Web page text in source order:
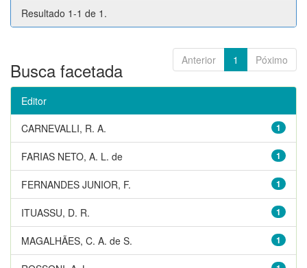
Resultado 1-1 de 1.
Anterior 1 Póximo
Busca facetada
Editor
1
CARNEVALLI, R. A.
1
FARIAS NETO, A. L. de
1
FERNANDES JUNIOR, F.
1
ITUASSU, D. R.
1
MAGALHÃES, C. A. de S.